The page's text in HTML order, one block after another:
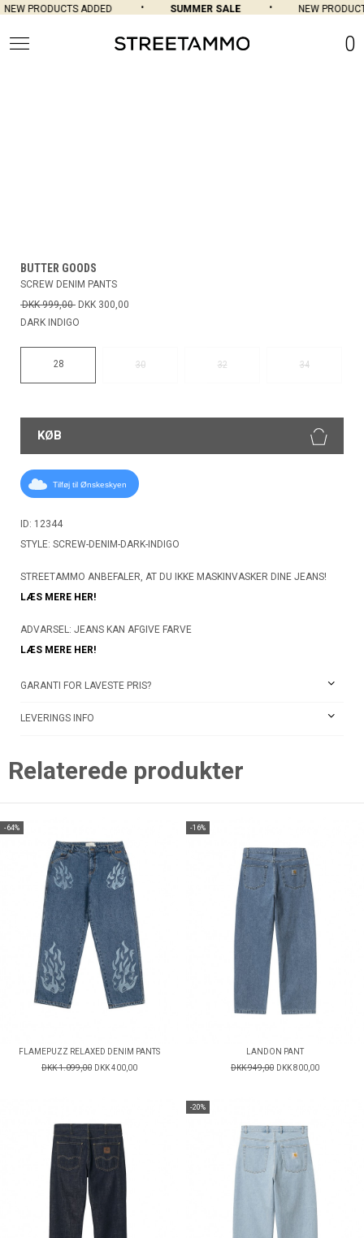
PRODUCTS ADDED SUMMER SALE NEW
0
BUTTER GOODS
SCREW DENIM PANTS
DKK 999,00 DKK 300,00
DARK INDIGO
28 30 32 34
KØB
Tilføj til Ønskeskyen
ID: 12344
STYLE: SCREW-DENIM-DARK-INDIGO
STREETAMMO ANBEFALER, AT DU IKKE MASKINVASKER DINE JEANS!
LÆS MERE HER!
ADVARSEL: JEANS KAN AFGIVE FARVE
LÆS MERE HER!
GARANTI FOR LAVESTE PRIS?
LEVERINGS INFO
Relaterede produkter
-64%
FLAMEPUZZ RELAXED DENIM PANTS
DKK 1.099,00 DKK 400,00
-16%
LANDON PANT
DKK 949,00 DKK 800,00
-20%